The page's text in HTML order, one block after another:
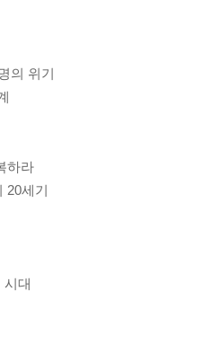
의 위기
하라
20세기
시대